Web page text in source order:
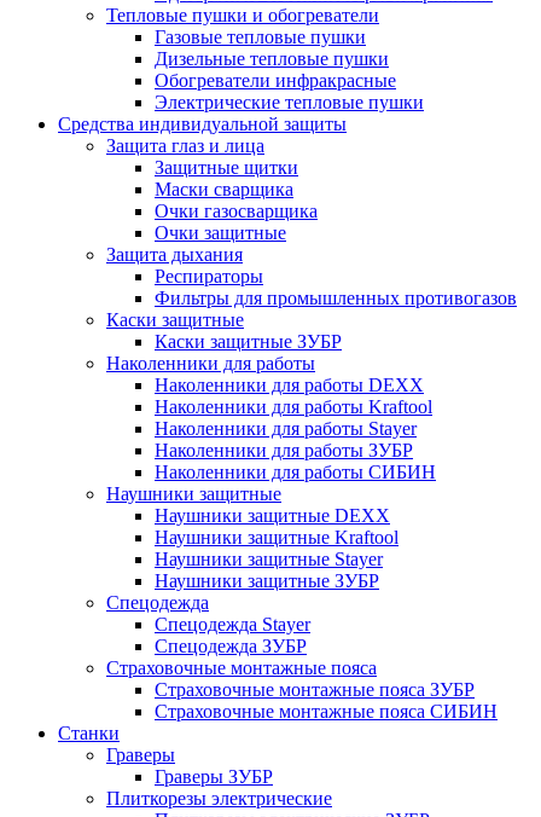
Тепловые пушки и обогреватели
Газовые тепловые пушки
Дизельные тепловые пушки
Обогреватели инфракрасные
Электрические тепловые пушки
Средства индивидуальной защиты
Защита глаз и лица
Защитные щитки
Маски сварщика
Очки газосварщика
Очки защитные
Защита дыхания
Респираторы
Фильтры для промышленных противогазов
Каски защитные
Каски защитные ЗУБР
Наколенники для работы
Наколенники для работы DEXX
Наколенники для работы Kraftool
Наколенники для работы Stayer
Наколенники для работы ЗУБР
Наколенники для работы СИБИН
Наушники защитные
Наушники защитные DEXX
Наушники защитные Kraftool
Наушники защитные Stayer
Наушники защитные ЗУБР
Спецодежда
Спецодежда Stayer
Спецодежда ЗУБР
Страховочные монтажные пояса
Страховочные монтажные пояса ЗУБР
Страховочные монтажные пояса СИБИН
Станки
Граверы
Граверы ЗУБР
Плиткорезы электрические